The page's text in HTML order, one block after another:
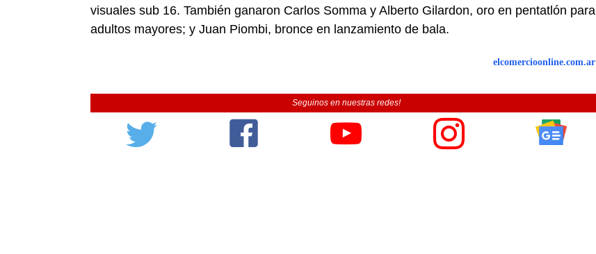
visuales sub 16. También ganaron Carlos Somma y Alberto Gilardon, oro en pentatlón para
adultos mayores; y Juan Piombi, bronce en lanzamiento de bala.
elcomercioonline.com.ar
Seguinos en nuestras redes!